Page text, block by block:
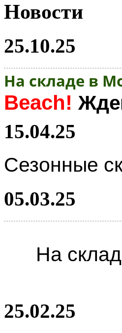
Новости
25.10.25
На складе в
Beach!
15.04.25
Сезонные
05.03.25
На
25.02.25